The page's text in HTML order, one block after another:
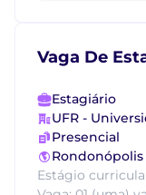
Vaga De
Estagiário
UFR -
Presencial
Rondonópolis
Estágio